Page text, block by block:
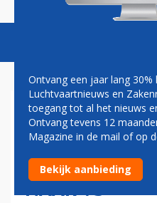
VIETNAMEES
AIRWAYS
LICHT VOOR
NAAR VS
Ontvang een jaar lang
Luchtvaartnieuws en
toegang tot al het nieuws
Ontvang tevens 12
Magazine in de mail of op
Bekijk aanbieding